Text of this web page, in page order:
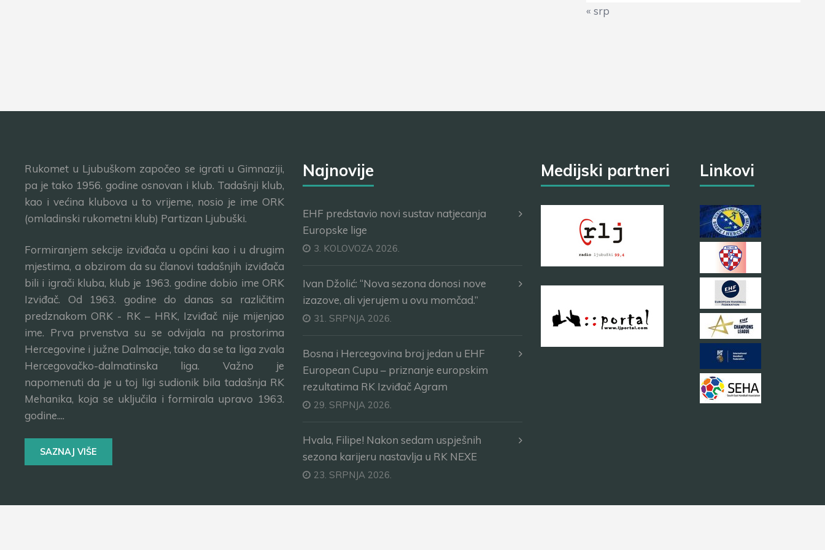
« srp
Rukomet u Ljubuškom započeo se igrati u Gimnaziji,
pa je tako 1956. godine osnovan i klub. Tadašnji klub,
kao i većina klubova u to vrijeme, nosio je ime ORK
(omladinski rukometni klub) Partizan Ljubuški.
Formiranjem sekcije izviđača u općini kao i u drugim
mjestima, a obzirom da su članovi tadašnjih izviđača
bili i igrači kluba, klub je 1963. godine dobio ime ORK
Izviđač. Od 1963. godine do danas sa različitim
predznakom ORK - RK – HRK, Izviđač nije mijenjao
ime. Prva prvenstva su se odvijala na prostorima
Hercegovine i južne Dalmacije, tako da se ta liga zvala
Hercegovačko-dalmatinska liga. Važno je
napomenuti da je u toj ligi sudionik bila tadašnja RK
Mehanika, koja se uključila i formirala upravo 1963.
godine....
SAZNAJ VIŠE
Najnovije
EHF predstavio novi sustav natjecanja
Europske lige
3. KOLOVOZA 2026.
Ivan Džolić: “Nova sezona donosi nove
izazove, ali vjerujem u ovu momčad.”
31. SRPNJA 2026.
Bosna i Hercegovina broj jedan u EHF
European Cupu – priznanje europskim
rezultatima RK Izviđač Agram
29. SRPNJA 2026.
Hvala, Filipe! Nakon sedam uspješnih
sezona karijeru nastavlja u RK NEXE
23. SRPNJA 2026.
Medijski partneri Linkovi